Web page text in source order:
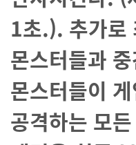
1초.). 추가로
몬스터들과
몬스터들이
공격하는 모